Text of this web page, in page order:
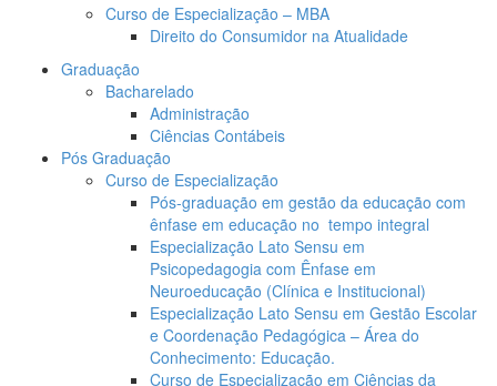
Curso de Especialização – MBA
Direito do Consumidor na Atualidade
Graduação
Bacharelado
Administração
Ciências Contábeis
Pós Graduação
Curso de Especialização
Pós-graduação em gestão da educação com
ênfase em educação no tempo integral
Especialização Lato Sensu em
Psicopedagogia com Ênfase em
Neuroeducação (Clínica e Institucional)
Especialização Lato Sensu em Gestão Escolar
e Coordenação Pedagógica – Área do
Conhecimento: Educação.
Curso de Especialização em Ciências da